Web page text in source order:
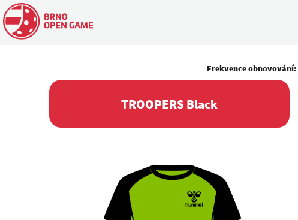
Frekvence obnovování:
TROOPERS Black